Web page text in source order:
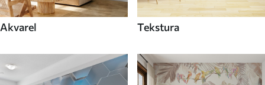
Akvarel Tekstura